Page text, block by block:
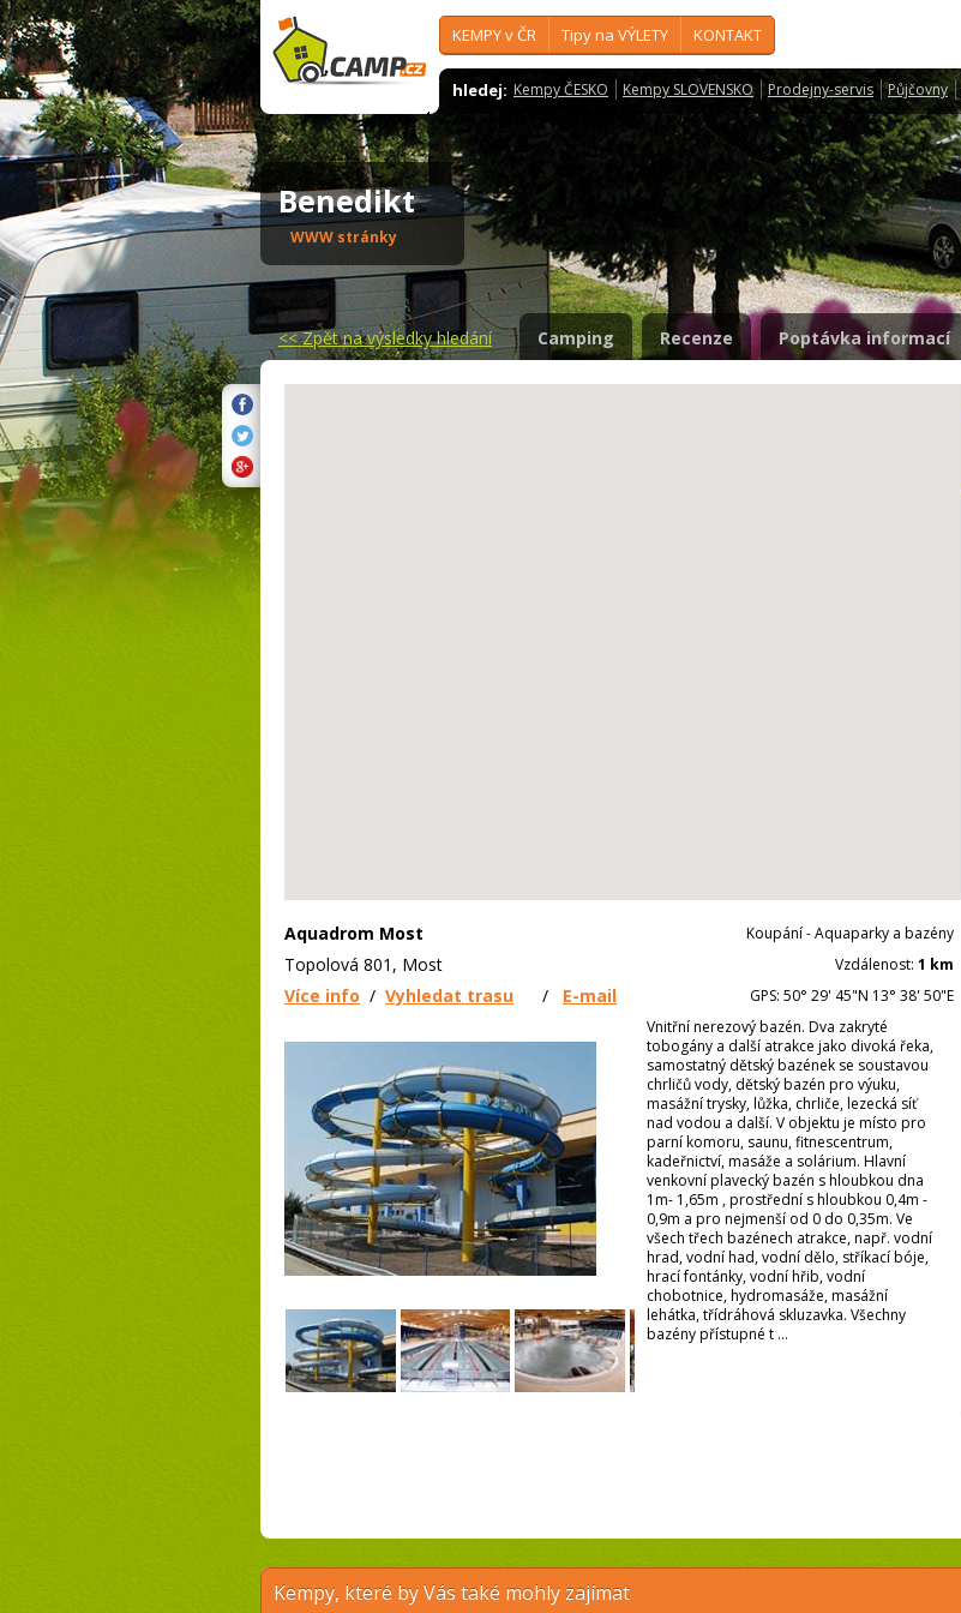
KEMPY v ČR Tipy na VÝLETY KONTAKT
hledej: Kempy ČESKO Kempy SLOVENSKO Prodejny-servis Půjčovny
Benedikt
WWW stránky
<<Zpět na výsledky hledání Camping Recenze Poptávka informací
Aquadrom Most
Topolová 801, Most
Více info / Vyhledat trasu / E-mail
Koupání - Aquaparky a bazény
Vzdálenost: 1 km
GPS: 50° 29' 45"N 13° 38' 50"E
Vnitřní nerezový bazén. Dva zakryté
tobogány a další atrakce jako divoká řeka,
samostatný dětský bazének se soustavou
chrličů vody, dětský bazén pro výuku,
masážní trysky, lůžka, chrliče, lezecká síť
nad vodou a další. V objektu je místo pro
parní komoru, saunu, fitnescentrum,
kadeřnictví, masáže a solárium. Hlavní
venkovní plavecký bazén s hloubkou dna
1m- 1,65m , prostřední s hloubkou 0,4m -
0,9m a pro nejmenší od 0 do 0,35m. Ve
všech třech bazénech atrakce, např. vodní
hrad, vodní had, vodní dělo, stříkací bóje,
hrací fontánky, vodní hřib, vodní
chobotnice, hydromasáže, masážní
lehátka, třídráhová skluzavka. Všechny
bazény přístupné t ...
Kempy, které by Vás také mohly zajímat